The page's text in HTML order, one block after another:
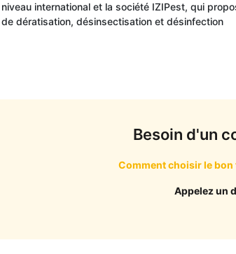
niveau international et la société IZIPest, qui
de dératisation, désinsectisation et désinfection
Besoin d'un
Comment choisir le bon
Appelez un